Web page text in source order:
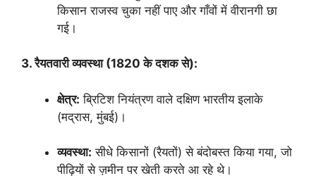
किसान राजस्व चुका नहीं पाए और गाँवों में वीरानगी छा
गई।
3. रैयतवारी व्यवस्था (1820 के दशक से):
क्षेत्र: ब्रिटिश नियंत्रण वाले दक्षिण भारतीय इलाके
(मद्रास, मुंबई)।
व्यवस्था: सीधे किसानों (रैयतों) से बंदोबस्त किया गया, जो
पीढ़ियों से ज़मीन पर खेती करते आ रहे थे।